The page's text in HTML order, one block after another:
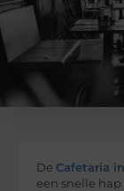
De Cafetaria
een snelle